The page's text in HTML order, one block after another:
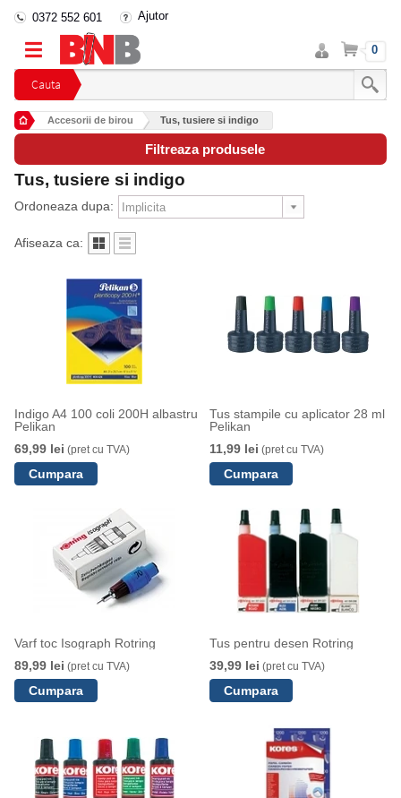
Cauta
0372 552 601 Ajutor
Intra
in
cont
Cos 0
Accesorii de birou Tus, tusiere si indigo
Filtreaza produsele
Tus, tusiere si indigo
Ordoneaza dupa:
Afiseaza ca:
Indigo A4 100 coli 200H albastru
Pelikan
69,99 lei (pret cu TVA)
Tus stampile cu aplicator 28 ml
Pelikan
11,99 lei (pret cu TVA)
Varf toc Isograph Rotring
89,99 lei (pret cu TVA)
Tus pentru desen Rotring
39,99 lei (pret cu TVA)